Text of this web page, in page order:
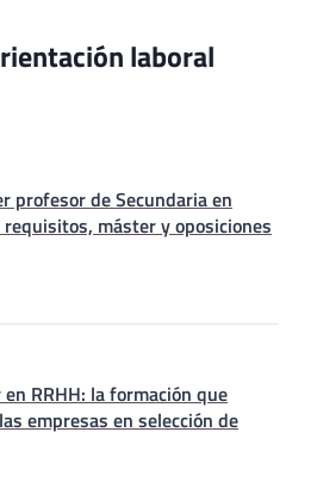
laboral
profesor de Secundaria en
requisitos, máster y oposiciones
en RRHH: la formación que
empresas en selección de